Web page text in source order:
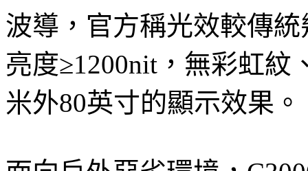
波導，官方稱光效較傳
亮度≥1200nit，無彩虹紋
米外80英寸的顯示效果。